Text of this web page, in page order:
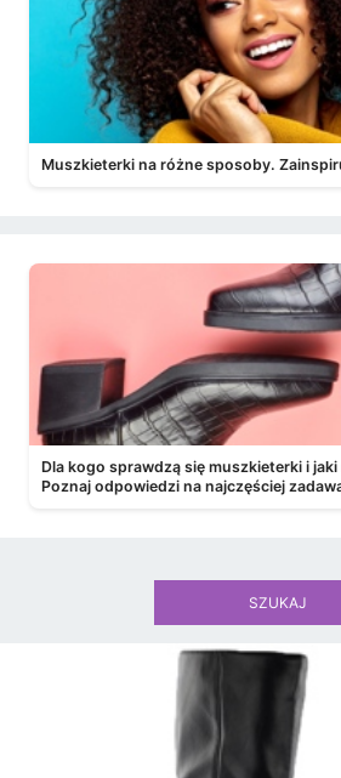
Muszkieterki na różne sposoby.
Dla kogo sprawdzą się muszkieterki i
Poznaj odpowiedzi na najczęściej
SZUKAJ